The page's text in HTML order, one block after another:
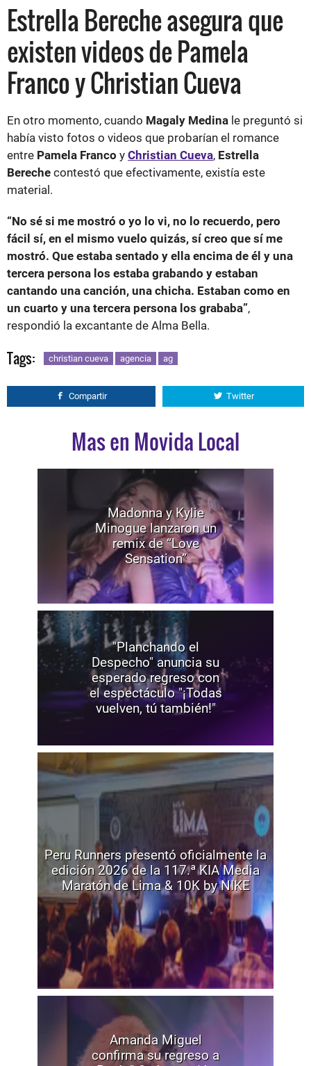
Estrella Bereche asegura que
existen videos de Pamela
Franco y Christian Cueva
En otro momento, cuando Magaly Medina le preguntó si
había visto fotos o videos que probarían el romance
entre Pamela Franco y Christian Cueva, Estrella
Bereche contestó que efectivamente, existía este
material.
“No sé si me mostró o yo lo vi, no lo recuerdo, pero
fácil sí, en el mismo vuelo quizás, sí creo que sí me
mostró. Que estaba sentado y ella encima de él y una
tercera persona los estaba grabando y estaban
cantando una canción, una chicha. Estaban como en
un cuarto y una tercera persona los grababa”,
respondió la excantante de Alma Bella.
Tags: christian cueva agencia ag
Compartir Twitter
Mas en Movida Local
Madonna y Kylie
Minogue lanzaron un
remix de “Love
Sensation”
"Planchando el
Despecho" anuncia su
esperado regreso con
el espectáculo "¡Todas
vuelven, tú también!"
Peru Runners presentó oficialmente la
edición 2026 de la 117.ª KIA Media
Maratón de Lima & 10K by NIKE
Amanda Miguel
confirma su regreso a